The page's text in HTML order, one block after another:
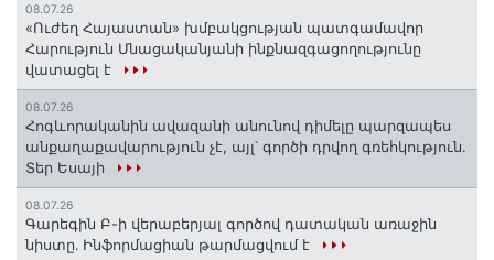
08.07.26
«Ուժեղ Հայաստան» խմբակցության պատգամավոր
Հարություն Մնացականյանի ինքնազգացողությունը
վատացել է
08.07.26
Հոգևորականին ավազանի անունով դիմելը պարզապես
անքաղաքավարություն չէ, այլ՝ գործի դրվող գռեհկություն.
Տեր Եսայի
08.07.26
Գարեգին Բ-ի վերաբերյալ գործով դատական առաջին
նիստը․ Ինֆորմացիան թարմացվում է